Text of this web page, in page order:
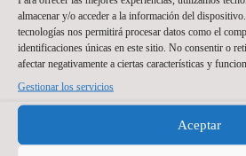
almacenar y/o acceder a la información del
tecnologías nos permitirá procesar datos como el
identificaciones únicas en este sitio. No consentir o
afectar negativamente a ciertas características y
Gestionar los servicios
Aceptar